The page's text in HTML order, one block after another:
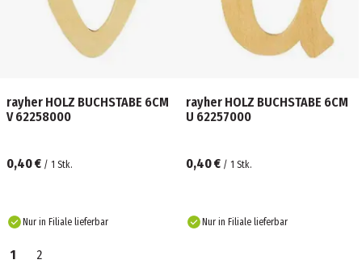
rayher HOLZ BUCHSTABE 6CM
V 62258000
0,40 € / 1 Stk.
Nur in Filiale lieferbar
rayher HOLZ BUCHSTABE 6CM
U 62257000
0,40 € / 1 Stk.
Nur in Filiale lieferbar
1 2